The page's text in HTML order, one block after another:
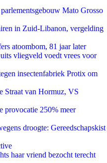
Mato Grosso
in Zuid-Libanon, vergelding
atoombom, 81 jaar later
vliegveld voedt vrees voor
insectenfabriek Protix om
Straat van Hormuz, VS
provocatie 250% meer
droogte: Gereedschapskist
haar vriend bezocht terecht